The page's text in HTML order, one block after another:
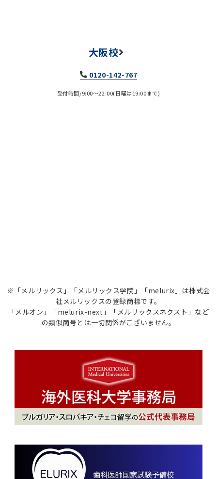
大阪校
0120-142-767
受付時間/9:00～22:00(日曜は19:00まで)
※「メルリックス」「メルリックス学院」「melurix」は株式会
社メルリックスの登録商標です。
「メルオン」「melurix-next」「メルリックスネクスト」など
の類似商号とは一切関係がございません。